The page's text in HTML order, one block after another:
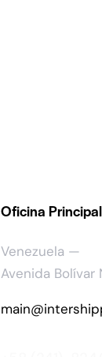
Oficina Principal
Venezuela —
Avenida Bolívar